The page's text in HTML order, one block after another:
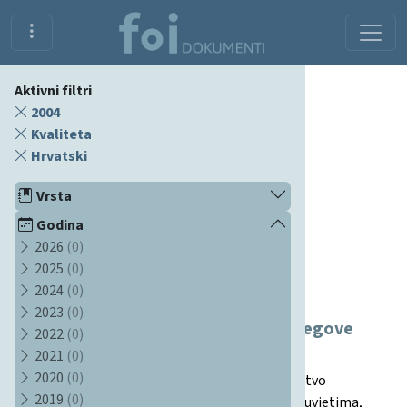
Aktivni filtri
2004
Kvaliteta
Hrvatski
Vrsta
Godina
2026 (0)
2025 (0)
2024 (0)
2023 (0)
2022 (0)
2021 (0)
2020 (0)
2019 (0)
Pravilnik o upisniku znanstvenika i njegove
izmjene
Ovaj dokument, koji stavlja u primjenu Ministarstvo
znanosti, obrazovanja i športa, donosi pravila o uvjetima,